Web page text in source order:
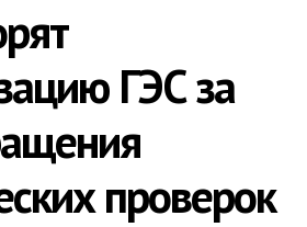
ГЭС за
проверок